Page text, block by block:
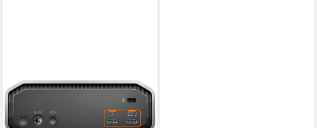
SANDISK
Prof. G-DRIVE PROJECT
18TB HDD-Festplatte